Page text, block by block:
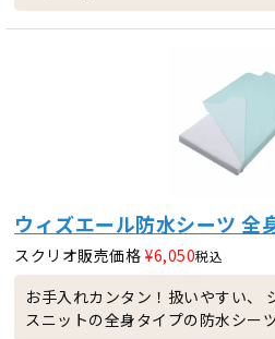
ウィズエール防水シーツ 全
スクリオ販売価格 ¥6,050税込
お手入れカンタン！扱いやすい、
スニットの全身タイプの防水シーツ